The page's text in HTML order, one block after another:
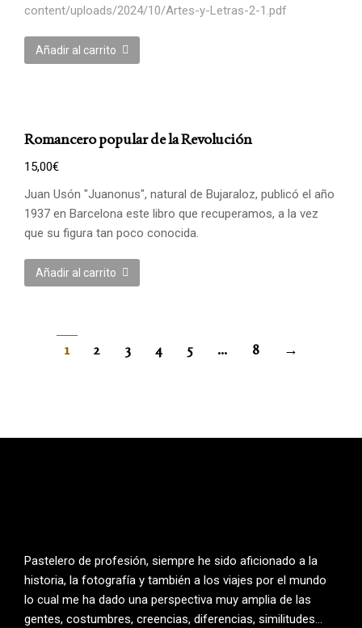
content/uploads/2024/10/Artes-y-Letras-2-1.pdf
Añadir al carrito
Romancero popular de la Revolución
15,00€
Juan Usón "Juanonus", natural de Bujaraloz, publicó el año
1937 en Barcelona este libro que recuperamos, a la vez
que su figura tan poco conocida.
Añadir al carrito
1 2 3 4 5 … 8 →
Pastelero de profesión, siempre he sido aficionado a la
historia, la fotografía y también a los viajes por el mundo
lo cual me ha dado una perspectiva muy amplia de las
gentes, costumbres, creencias, diferencias, similitudes…